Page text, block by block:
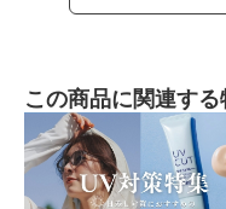
この商品に関連する